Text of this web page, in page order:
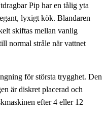
Pip har en tålig yta
lyxigt kök. Blandaren
skiftas mellan vanlig
normal stråle när vattnet
för största trygghet. Den
är diskret placerad och
efter 4 eller 12